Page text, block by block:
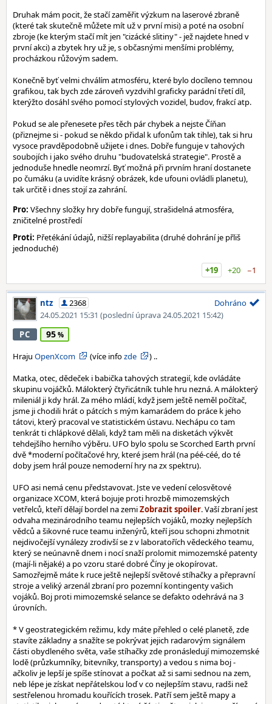
Druhak mám pocit, že stačí zaměřit výzkum na laserové zbraně
(které tak skutečně můžete mít už v první misi) a poté na osobní
zbroje (ke kterým stačí mít jen "cizácké slitiny" - jež najdete hned v
první akci) a zbytek hry už je, s občasnými menšími problémy,
procházkou růžovým sadem.
Konečně byť velmi chválím atmosféru, které bylo docíleno temnou
grafikou, tak bych zde zároveň vyzdvihl graficky parádní třetí díl,
kterýžto dosáhl svého pomocí stylových vozidel, budov, frakcí atp.
Pokud se ale přenesete přes těch pár chybek a nejste Číňan
(přiznejme si - pokud se někdo přidal k ufonům tak tihle), tak si hru
vysoce pravděpodobně užijete i dnes. Dobře funguje v tahových
soubojích i jako svého druhu "budovatelská strategie". Prostě a
jednoduše hnedle neomrzí. Byť možná při prvním hraní dostanete
po čumáku (a uvidíte krásný obrázek, kde ufouni ovládli planetu),
tak určitě i dnes stojí za zahrání.
Pro: Všechny složky hry dobře fungují, strašidelná atmosféra,
zničitelné prostředí
Proti: Přetékání údajů, nižší replayabilita (druhé dohrání je přliš
jednoduché)
+19
+20 −1
ntz
2368
24.05.2021 15:31 (poslední úprava 24.05.2021 15:42)
Dohráno
PC 95
Hraju OpenXcom (více infozde
) ..
Matka, otec, dědeček i babička tahových strategií, kde ovládáte
skupinu vojáčků. Málokterý čtyřicátník tuhle hru nezná. A málokterý
mileniál ji kdy hrál. Za mého mládí, když jsem ještě neměl počítač,
jsme ji chodili hrát o pátcích s mým kamarádem do práce k jeho
tátovi, který pracoval ve statistickém ústavu. Nechápu co tam
tenkrát ti chlápkové dělali, když tam měli na disketách výkvět
tehdejšího herního výběru. UFO bylo spolu se Scorched Earth první
dvě *moderní počítačové hry, které jsem hrál (na péé-céé, do té
doby jsem hrál pouze nemoderní hry na zx spektru).
UFO asi nemá cenu představovat. Jste ve vedení celosvětové
organizace XCOM, která bojuje proti hrozbě mimozemských
vetřelců, kteří dělají bordel na zemi
. Vaší zbraní jest
odvaha mezinárodního teamu nejlepších vojáků, mozky nejlepších
vědců a šikovné ruce teamu inženýrů, kteří jsou schopni zhmotnit
nejdivočejší vynálezy zrodivší se z v laboratořích vědeckého teamu,
který se neúnavně dnem i nocí snaží prolomit mimozemské patenty
(mají-li nějaké) a po vzoru staré dobré Číny je okopírovat.
Samozřejmě máte k ruce ještě nejlepší světové stíhačky a přepravní
stroje a veliký arzenál zbraní pro pozemní kontingenty vašich
vojáků. Boj proti mimozemské selance se defakto odehrává na 3
úrovních.
* V geostrategickém režimu, kdy máte přehled o celé planetě, zde
stavíte základny a snažíte se pokrývat jejich radarovým signálem
části obydleného světa, vaše stíhačky zde pronásledují mimozemské
lodě (průzkumníky, bitevníky, transporty) a vedou s nima boj -
ačkoliv je lepší je spíše stínovat a počkat až si sami sednou na zem,
neb lépe je získat nepřátelskou loď v co nejlepším stavu, radši než
sestřelenou hromadu kouřících trosek. Patří sem ještě mapy a